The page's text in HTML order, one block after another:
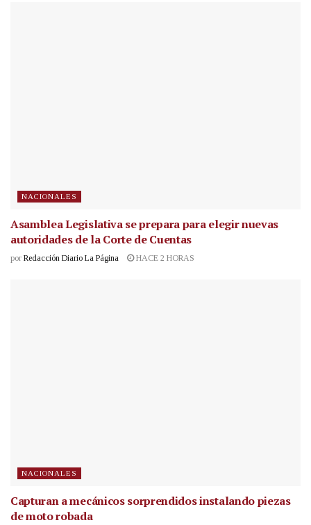
NACIONALES
Asamblea Legislativa se prepara para elegir nuevas
autoridades de la Corte de Cuentas
por Redacción Diario La Página HACE 2 HORAS
NACIONALES
Capturan a mecánicos sorprendidos instalando piezas
de moto robada